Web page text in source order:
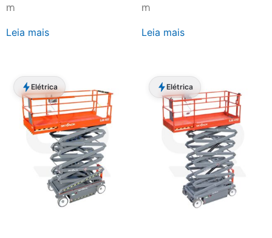
m
Leia mais
m
Leia mais
Elétrica Elétrica